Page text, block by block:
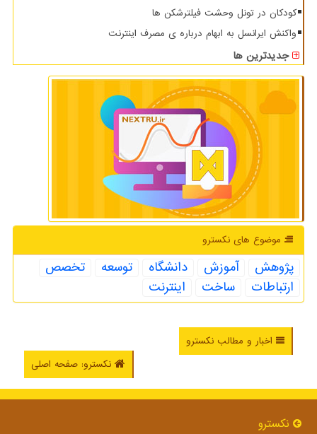
کودکان در تونل وحشت فیلترشکن ها
واکنش ایرانسل به ابهام درباره ی مصرف اینترنت
جدیدترین ها
موضوع های نكسترو
پژوهش آموزش دانشگاه توسعه
تخصص
ارتباطات
ساخت اینترنت
اخبار و مطالب نکسترو
نکسترو: صفحه اصلی
نكسترو